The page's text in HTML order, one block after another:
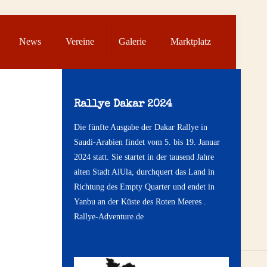
News Vereine Galerie Marktplatz
Rallye Dakar 2024
Die fünfte Ausgabe der Dakar Rallye in
Saudi-Arabien findet vom 5. bis 19. Januar
2024 statt. Sie startet in der tausend Jahre
alten Stadt AlUla, durchquert das Land in
Richtung des Empty Quarter und endet in
Yanbu an der Küste des Roten Meeres .
Rallye-Adventure.de